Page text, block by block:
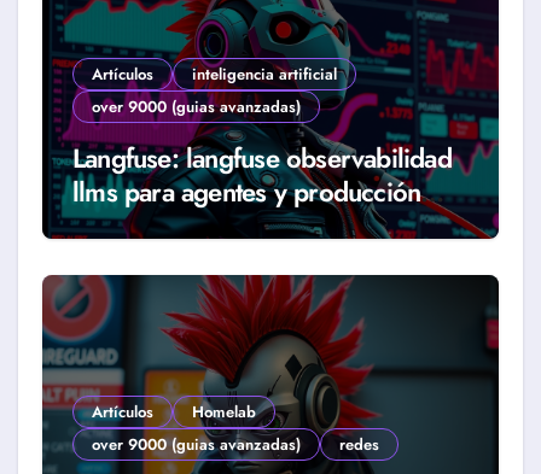
Artículos
inteligencia artificial
over 9000 (guias avanzadas)
Langfuse: langfuse observabilidad
llms para agentes y producción
real (Guía 2026)
Artículos
Homelab
over 9000 (guias avanzadas)
redes